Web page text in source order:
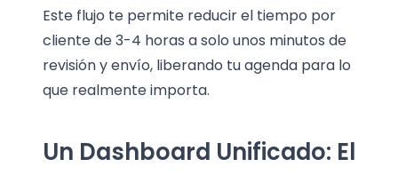
Este flujo te permite reducir el tiempo por
cliente de 3-4 horas a solo unos minutos de
revisión y envío, liberando tu agenda para lo
que realmente importa.
Un Dashboard Unificado: El